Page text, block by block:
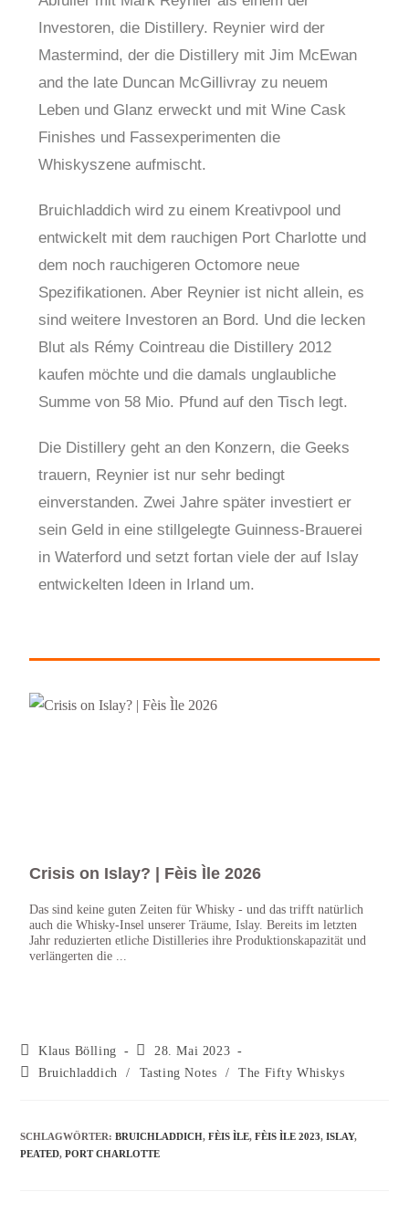
Investoren, die Distillery. Reynier wird der
Mastermind, der die Distillery mit Jim McEwan
and the late Duncan McGillivray zu neuem
Leben und Glanz erweckt und mit Wine Cask
Finishes und Fassexperimenten die
Whiskyszene aufmischt.
Bruichladdich wird zu einem Kreativpool und
entwickelt mit dem rauchigen Port Charlotte und
dem noch rauchigeren Octomore neue
Spezifikationen. Aber Reynier ist nicht allein, es
sind weitere Investoren an Bord. Und die lecken
Blut als Rémy Cointreau die Distillery 2012
kaufen möchte und die damals unglaubliche
Summe von 58 Mio. Pfund auf den Tisch legt.
Die Distillery geht an den Konzern, die Geeks
trauern, Reynier ist nur sehr bedingt
einverstanden. Zwei Jahre später investiert er
sein Geld in eine stillgelegte Guinness-Brauerei
in Waterford und setzt fortan viele der auf Islay
entwickelten Ideen in Irland um.
Crisis on Islay? | Fèis Ìle 2026
Das sind keine guten Zeiten für Whisky - und das trifft natürlich
auch die Whisky-Insel unserer Träume, Islay. Bereits im letzten
Jahr reduzierten etliche Distilleries ihre Produktionskapazität und
verlängerten die ...
Klaus Bölling
28. Mai 2023
Bruichladdich
/ Tasting Notes / The Fifty Whiskys
SCHLAGWÖRTER:BRUICHLADDICH, FÈIS ÌLE, FÈIS ÌLE 2023, ISLAY,
PEATED, PORT CHARLOTTE